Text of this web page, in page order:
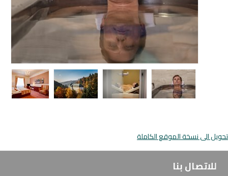
تحويل الى نسخة الموقع الكاملة
للاتصال بنا